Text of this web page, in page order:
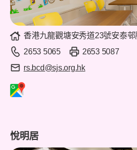
香港九龍觀塘安秀道23號安泰
2653 5065
2653 5087
rs.bcd@sjs.org.hk
悅明居